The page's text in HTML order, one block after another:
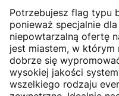
Potrzebujesz flag typu
ponieważ specjalnie
niepowtarzalną ofertę
jest miastem, w
dobrze się
wysokiej jakości
wszelkiego rodzaju